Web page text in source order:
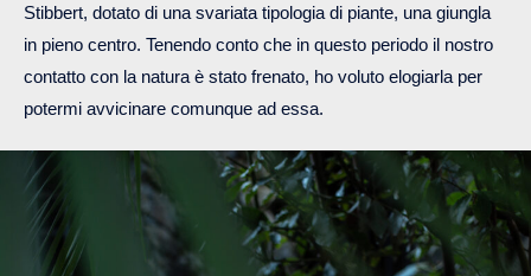
Stibbert, dotato di una svariata tipologia di piante, una giungla
in pieno centro. Tenendo conto che in questo periodo il nostro
contatto con la natura è stato frenato, ho voluto elogiarla per
potermi avvicinare comunque ad essa.